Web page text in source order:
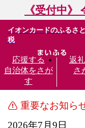
《受付中》
イオンカードのふるさ
税
応援する
自治体をさが
す
返
さ
重要なお知ら
2026年7月9日